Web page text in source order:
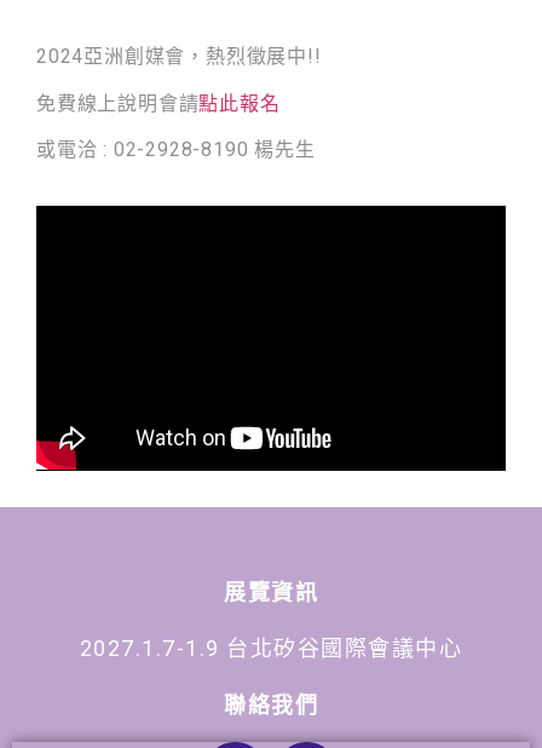
2024亞洲創媒會，熱烈徵展中!!
免費線上說明會請點此報名
或電洽 : 02-2928-8190 楊先生
展覽資訊
2027.1.7-1.9 台北矽谷國際會議中心
聯絡我們